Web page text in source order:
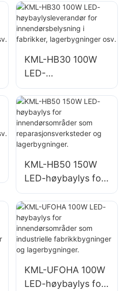
flyplassbelysning
KML-FL2C 1000W
LED-flomlys
KML-HB30 100W
LED-
høybaylysleverand
ør for
innendørsbelysning
i fabrikker,
lagerbygninger osv.
KML-HB50 150W
LED-høybaylys for
innendørsområder
som
reparasjonsverkste
der og
lagerbygninger.
KML-UFOHA 100W
LED-høybaylys for